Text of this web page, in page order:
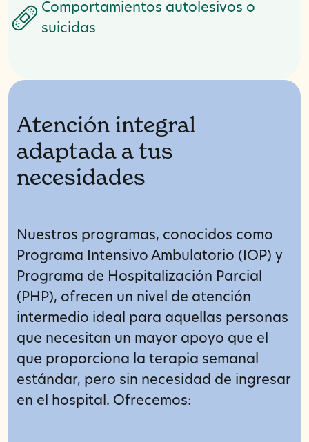
Comportamientos autolesivos o
suicidas
Atención integral
adaptada a tus
necesidades
Nuestros programas, conocidos como
Programa Intensivo Ambulatorio (IOP) y
Programa de Hospitalización Parcial
(PHP), ofrecen un nivel de atención
intermedio ideal para aquellas personas
que necesitan un mayor apoyo que el
que proporciona la terapia semanal
estándar, pero sin necesidad de ingresar
en el hospital. Ofrecemos: